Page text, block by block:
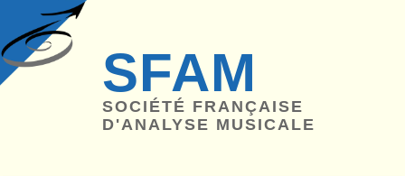
content
SFAM
SOCIÉTÉ FRANÇAISE
D'ANALYSE MUSICALE